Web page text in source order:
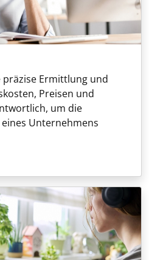
Ermittlung und
Preisen und
um die
Unternehmens